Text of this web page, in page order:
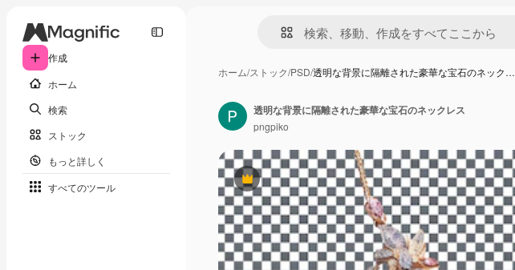
作成
ホーム
検索
ストック
もっと詳しく
すべてのツール
ホーム/ストック/PSD/透明な背景に隔離された豪華な宝石のネック…
Premium
透明な背景に隔離された豪華な宝石のネックレス
pngpiko